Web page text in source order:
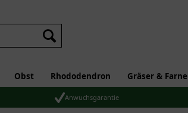
Obst Rhododendron Gräser & Farne
Anwuchsgarantie